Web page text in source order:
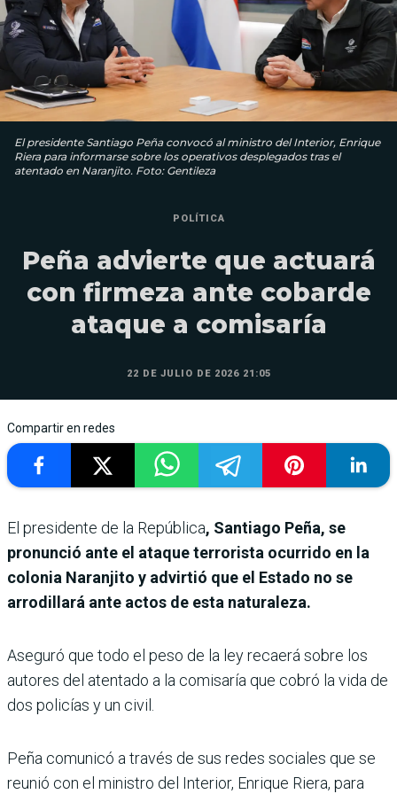
El presidente Santiago Peña convocó al ministro del Interior, Enrique
Riera para informarse sobre los operativos desplegados tras el
atentado en Naranjito. Foto: Gentileza
POLÍTICA
Peña advierte que actuará
con firmeza ante cobarde
ataque a comisaría
22 DE JULIO DE 2026 21:05
Compartir en redes
El presidente de la República, Santiago Peña, se
pronunció ante el ataque terrorista ocurrido en la
colonia Naranjito y advirtió que el Estado no se
arrodillará ante actos de esta naturaleza.
Aseguró que todo el peso de la ley recaerá sobre los
autores del atentado a la comisaría que cobró la vida de
dos policías y un civil.
Peña comunicó a través de sus redes sociales que se
reunió con el ministro del Interior, Enrique Riera, para